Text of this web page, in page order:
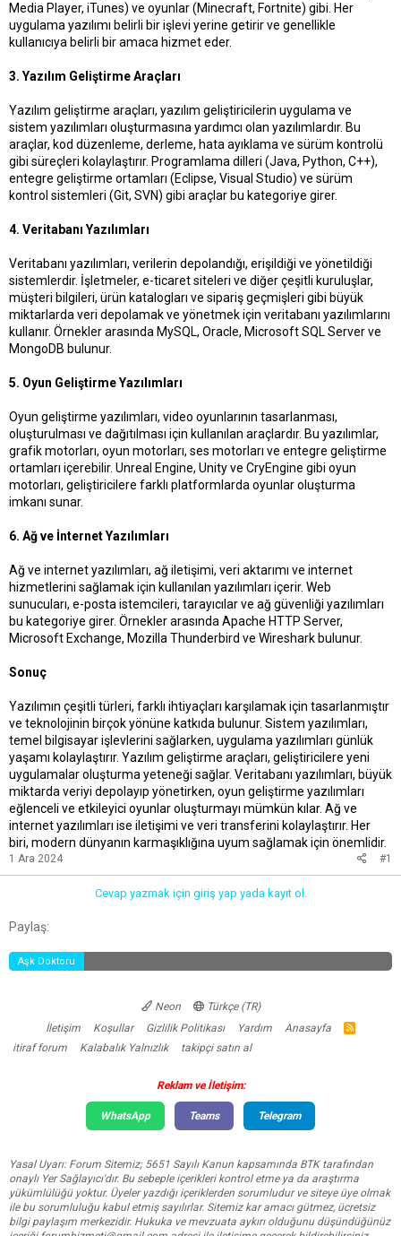
Media Player, iTunes) ve oyunlar (Minecraft, Fortnite) gibi. Her
uygulama yazılımı belirli bir işlevi yerine getirir ve genellikle
kullanıcıya belirli bir amaca hizmet eder.
3. Yazılım Geliştirme Araçları
Yazılım geliştirme araçları, yazılım geliştiricilerin uygulama ve
sistem yazılımları oluşturmasına yardımcı olan yazılımlardır. Bu
araçlar, kod düzenleme, derleme, hata ayıklama ve sürüm kontrolü
gibi süreçleri kolaylaştırır. Programlama dilleri (Java, Python, C++),
entegre geliştirme ortamları (Eclipse, Visual Studio) ve sürüm
kontrol sistemleri (Git, SVN) gibi araçlar bu kategoriye girer.
4. Veritabanı Yazılımları
Veritabanı yazılımları, verilerin depolandığı, erişildiği ve yönetildiği
sistemlerdir. İşletmeler, e-ticaret siteleri ve diğer çeşitli kuruluşlar,
müşteri bilgileri, ürün katalogları ve sipariş geçmişleri gibi büyük
miktarlarda veri depolamak ve yönetmek için veritabanı yazılımlarını
kullanır. Örnekler arasında MySQL, Oracle, Microsoft SQL Server ve
MongoDB bulunur.
5. Oyun Geliştirme Yazılımları
Oyun geliştirme yazılımları, video oyunlarının tasarlanması,
oluşturulması ve dağıtılması için kullanılan araçlardır. Bu yazılımlar,
grafik motorları, oyun motorları, ses motorları ve entegre geliştirme
ortamları içerebilir. Unreal Engine, Unity ve CryEngine gibi oyun
motorları, geliştiricilere farklı platformlarda oyunlar oluşturma
imkanı sunar.
6. Ağ ve İnternet Yazılımları
Ağ ve internet yazılımları, ağ iletişimi, veri aktarımı ve internet
hizmetlerini sağlamak için kullanılan yazılımları içerir. Web
sunucuları, e-posta istemcileri, tarayıcılar ve ağ güvenliği yazılımları
bu kategoriye girer. Örnekler arasında Apache HTTP Server,
Microsoft Exchange, Mozilla Thunderbird ve Wireshark bulunur.
Sonuç
Yazılımın çeşitli türleri, farklı ihtiyaçları karşılamak için tasarlanmıştır
ve teknolojinin birçok yönüne katkıda bulunur. Sistem yazılımları,
temel bilgisayar işlevlerini sağlarken, uygulama yazılımları günlük
yaşamı kolaylaştırır. Yazılım geliştirme araçları, geliştiricilere yeni
uygulamalar oluşturma yeteneği sağlar. Veritabanı yazılımları, büyük
miktarda veriyi depolayıp yönetirken, oyun geliştirme yazılımları
eğlenceli ve etkileyici oyunlar oluşturmayı mümkün kılar. Ağ ve
internet yazılımları ise iletişimi ve veri transferini kolaylaştırır. Her
biri, modern dünyanın karmaşıklığına uyum sağlamak için önemlidir.
1 Ara 2024 #1
Cevap yazmak için giriş yap yada kayıt ol.
Paylaş:
Aşk Doktoru
Neon
Türkçe (TR)
İletişim
Koşullar Gizlilik Politikası Yardım Anasayfa
R
itiraf forum Kalabalık Yalnızlık takipçi satın al
Reklam ve İletişim:
WhatsApp Teams Telegram
Yasal Uyarı: Forum Sitemiz; 5651 Sayılı Kanun kapsamında BTK tarafından
onaylı Yer Sağlayıcı'dır. Bu sebeple içerikleri kontrol etme ya da araştırma
yükümlülüğü yoktur. Üyeler yazdığı içeriklerden sorumludur ve siteye üye olmak
ile bu sorumluluğu kabul etmiş sayılırlar. Sitemiz kar amacı gütmez, ücretsiz
bilgi paylaşım merkezidir. Hukuka ve mevzuata aykırı olduğunu düşündüğünüz